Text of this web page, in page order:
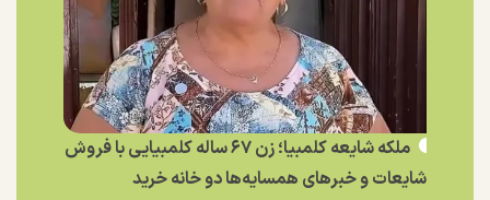
ملکه شایعه کلمبیا؛ زن ۶۷ ساله کلمبیایی با فروش
شایعات و خبر‌های همسایه‌ها دو خانه خرید